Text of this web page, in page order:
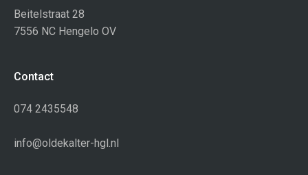
Contact
074 2435548
info@oldekalter-hgl.nl
Beitelstraat 28
7556 NC Hengelo OV